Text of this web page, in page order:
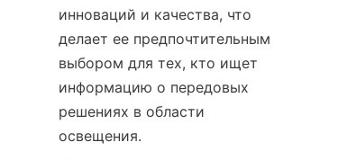
инноваций и качества, что
делает ее предпочтительным
выбором для тех, кто ищет
информацию о передовых
решениях в области
освещения.